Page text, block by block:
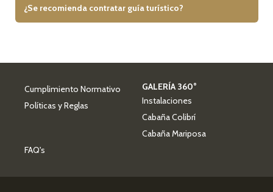
¿Se recomienda contratar guía turístico?
Cumplimiento Normativo
Políticas y Reglas
GALERÍA 360°
Instalaciones
Cabaña Colibrí
Cabaña Mariposa
FAQ's